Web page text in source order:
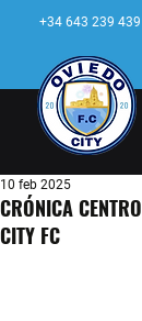
+34 643 239 439
CRÓNICA
CITY FC
10 feb 2025